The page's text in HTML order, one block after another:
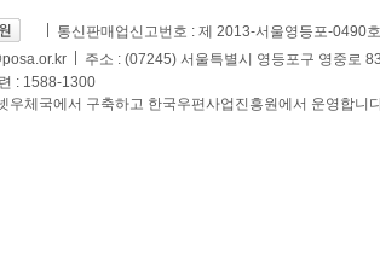
통신판매업신고번호 : 제 2013-서울영등포-0490호
주소 : (07245) 서울특별시 영등포구 영중로
: 1588-1300
우체국에서 구축하고 한국우편사업진흥원에서 운영합니